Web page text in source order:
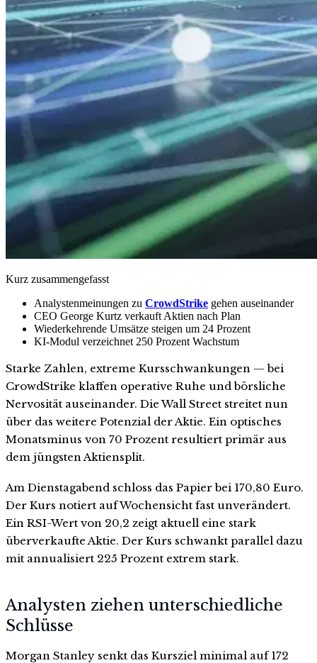
Kurz zusammengefasst
Analystenmeinungen zu CrowdStrike gehen auseinander
CEO George Kurtz verkauft Aktien nach Plan
Wiederkehrende Umsätze steigen um 24 Prozent
KI-Modul verzeichnet 250 Prozent Wachstum
Starke Zahlen, extreme Kursschwankungen — bei
CrowdStrike klaffen operative Ruhe und börsliche
Nervosität auseinander. Die Wall Street streitet nun
über das weitere Potenzial der Aktie. Ein optisches
Monatsminus von 70 Prozent resultiert primär aus
dem jüngsten Aktiensplit.
Am Dienstagabend schloss das Papier bei 170,80 Euro.
Der Kurs notiert auf Wochensicht fast unverändert.
Ein RSI-Wert von 20,2 zeigt aktuell eine stark
überverkaufte Aktie. Der Kurs schwankt parallel dazu
mit annualisiert 225 Prozent extrem stark.
Analysten ziehen unterschiedliche
Schlüsse
Morgan Stanley senkt das Kursziel minimal auf 172